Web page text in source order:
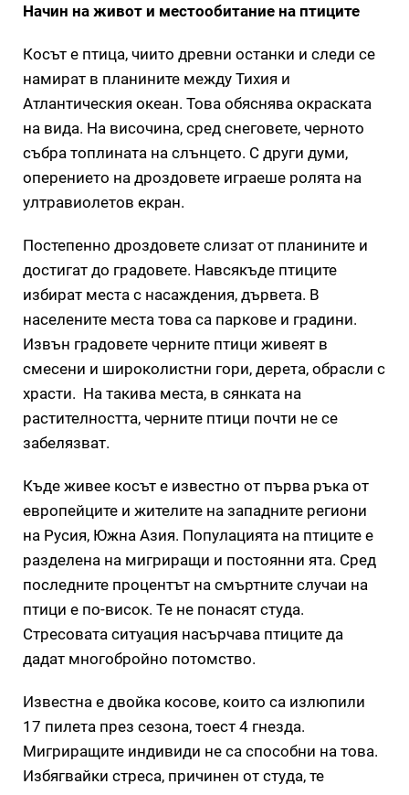
Начин на живот и местообитание на птиците
Косът е птица, чиито древни останки и следи се
намират в планините между Тихия и
Атлантическия океан. Това обяснява окраската
на вида. На височина, сред снеговете, черното
събра топлината на слънцето. С други думи,
оперението на дроздовете играеше ролята на
ултравиолетов екран.
Постепенно дроздовете слизат от планините и
достигат до градовете. Навсякъде птиците
избират места с насаждения, дървета. В
населените места това са паркове и градини.
Извън градовете черните птици живеят в
смесени и широколистни гори, дерета, обрасли с
храсти. На такива места, в сянката на
растителността, черните птици почти не се
забелязват.
Къде живее косът е известно от първа ръка от
европейците и жителите на западните региони
на Русия, Южна Азия. Популацията на птиците е
разделена на мигриращи и постоянни ята. Сред
последните процентът на смъртните случаи на
птици е по-висок. Те не понасят студа.
Стресовата ситуация насърчава птиците да
дадат многобройно потомство.
Известна е двойка косове, които са излюпили
17 пилета през сезона, тоест 4 гнезда.
Мигриращите индивиди не са способни на това.
Избягвайки стреса, причинен от студа, те